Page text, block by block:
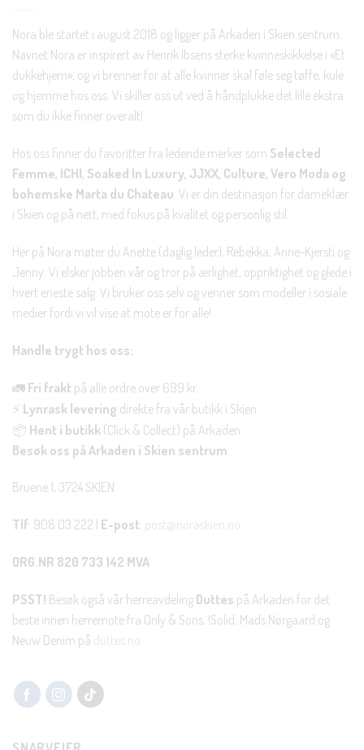
Nora ble startet i august 2018 og ligger på Arkaden i Skien sentrum.
Navnet Nora er inspirert av Henrik Ibsens sterke kvinneskikkelse i «Et
dukkehjem», og vi brenner for at alle kvinner skal føle seg tøffe, kule
og hjemme hos oss. Vi skiller oss ut ved å håndplukke det lille ekstra
som du ikke finner overalt!
Hos oss finner du favoritter fra ledende merker som Selected
Femme, ICHI, Soaked In Luxury, JJXX, Culture, Vero Moda og
bohemske Marta du Chateau. Vi er din destinasjon for dameklær
i Skien og på nett, med fokus på kvalitet og personlig stil.
Her på Nora møter du Anette (daglig leder), Rebekka, Anne-Kjersti og
Jenny. Vi elsker jobben vår og tror på ærlighet, oppriktighet og glede i
hvert eneste salg. Vi bruker oss selv og venner som modeller i sosiale
medier fordi vi vil vise at mote er for alle!
Handle trygt hos oss:
🚛 Fri frakt på alle ordre over 699 kr.
⚡ Lynrask levering direkte fra vår butikk i Skien.
📦 Hent i butikk (Click & Collect) på Arkaden.
Besøk oss på Arkaden i Skien sentrum
Bruene 1, 3724 SKIEN
Tlf: 908 03 222 | E-post: post@noraskien.no
ORG.NR 820 733 142 MVA
PSST! Besøk også vår herreavdeling Duttes på Arkaden for det
beste innen herremote fra Only & Sons, !Solid, Mads Nørgaard og
Neuw Denim på duttes.no